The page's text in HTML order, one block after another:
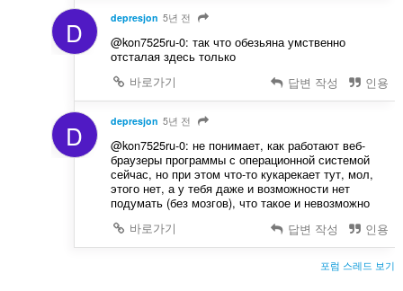
D depresjon 5년 전
@kon7525ru-0: так что обезьяна умственно
отсталая здесь только
바로가기
답변 작성 인용
D depresjon 5년 전
@kon7525ru-0: не понимает, как работают веб-
браузеры программы с операционной системой
сейчас, но при этом что-то кукарекает тут, мол,
этого нет, а у тебя даже и возможности нет
подумать (без мозгов), что такое и невозможно
바로가기
답변 작성 인용
포럼 스레드 보기